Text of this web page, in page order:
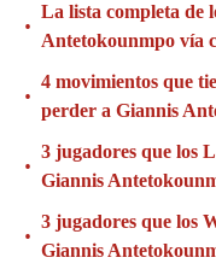
•
La lista completa de
Antetokounmpo vía
•
4 movimientos que
perder a Giannis
•
3 jugadores que los
Giannis
•
3 jugadores que los
Giannis